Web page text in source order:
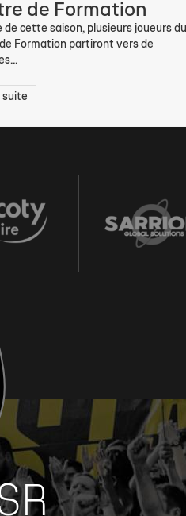
de Formation
de cette saison, plusieurs joueurs du
Formation partiront vers de
suite